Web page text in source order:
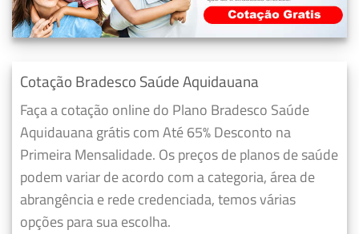
Cotação Bradesco Saúde Aquidauana
Faça a cotação online do Plano Bradesco Saúde
Aquidauana grátis com Até 65% Desconto na
Primeira Mensalidade. Os preços de planos de saúde
podem variar de acordo com a categoria, área de
abrangência e rede credenciada, temos várias
opções para sua escolha.